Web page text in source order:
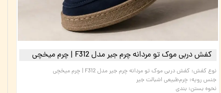
کفش دربی موک تو مردانه چرم جیر مدل F312 | چرم میخچی
نوع کفش: کفش دربی موک تو مردانه چرم جیر مدل F312 | چرم میخچی
جنس رویه: چرم‌طبیعی اشبالت جیر
نحوه بستن: بندی